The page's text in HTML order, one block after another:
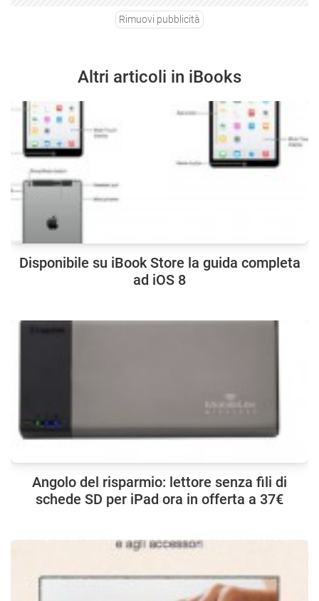
Rimuovi pubblicità
Altri articoli in iBooks
Disponibile su iBook Store la guida completa
ad iOS 8
Angolo del risparmio: lettore senza fili di
schede SD per iPad ora in offerta a 37€